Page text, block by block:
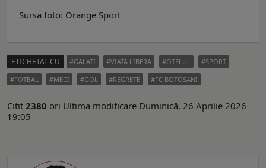
Sursa foto: Orange Sport
ETICHETAT CU GALATI VIATA LIBERA OTELUL
SPORT
FOTBAL
MECI GOL REGRETE FC BOTOSANI
Citit 2380 ori Ultima modificare Duminică, 26 Aprilie 2026
19:05